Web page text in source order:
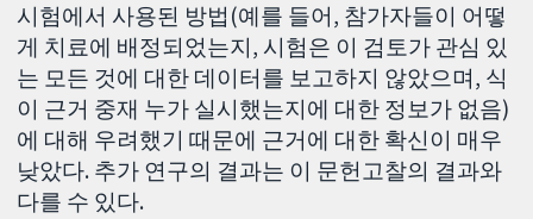
시험에서 사용된 방법(예를 들어, 참가자들이 어떻
게 치료에 배정되었는지, 시험은 이 검토가 관심 있
는 모든 것에 대한 데이터를 보고하지 않았으며, 식
이 근거 중재 누가 실시했는지에 대한 정보가 없음)
에 대해 우려했기 때문에 근거에 대한 확신이 매우
낮았다. 추가 연구의 결과는 이 문헌고찰의 결과와
다를 수 있다.